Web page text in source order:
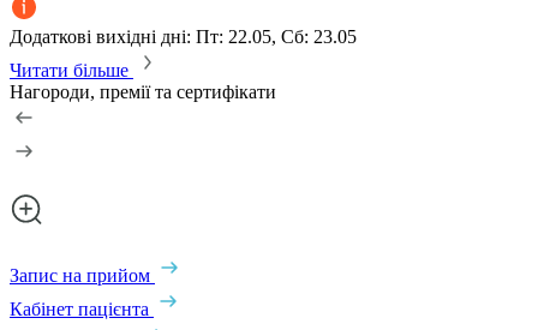
Додаткові вихідні дні: Пт: 22.05, Сб: 23.05
Читати більше
Нагороди, премії та сертифікати
Запис на прийом
Кабінет пацієнта